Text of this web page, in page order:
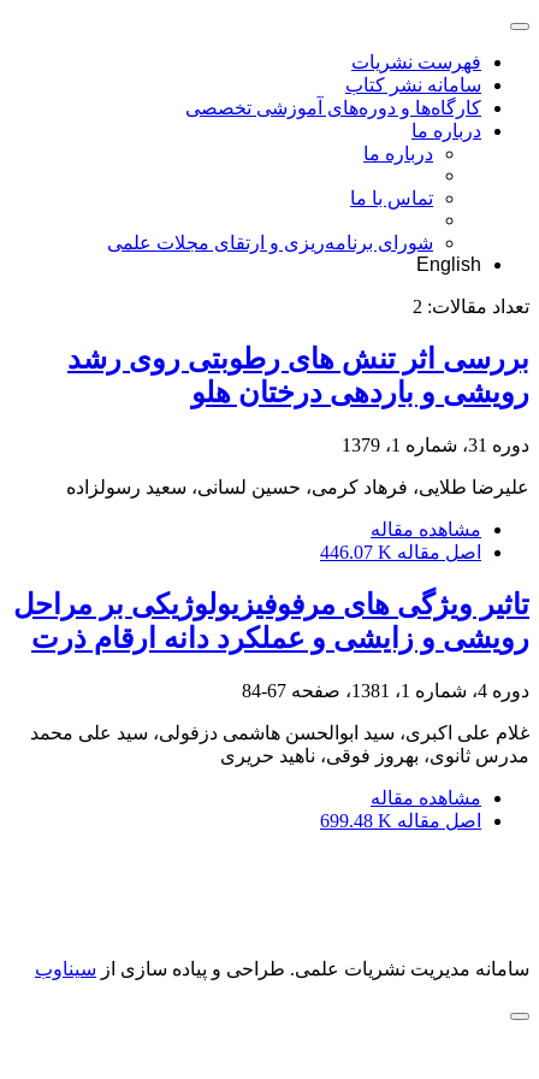
فهرست نشریات
سامانه نشر کتاب
کارگاه‌ها و دوره‌های آموزشی تخصصی
درباره ما
درباره ما
تماس با ما
شورای برنامه‌ریزی و ارتقای مجلات علمی
English
تعداد مقالات: 2
بررسی اثر تنش های رطوبتی روی رشد
رویشی و باردهی درختان هلو
دوره 31، شماره 1، 1379
علیرضا طلایی، فرهاد کرمی، حسین لسانی، سعید رسولزاده
مشاهده مقاله
اصل مقاله 446.07 K
تاثیر ویژگی های مرفوفیزیولوژیکی بر مراحل
رویشی و زایشی و عملکرد دانه ارقام ذرت
دوره 4، شماره 1، 1381، صفحه 67-84
غلام علی اکبری، سید ابوالحسن هاشمی دزفولی، سید علی محمد
مدرس ثانوی، بهروز فوقی، ناهید حریری
مشاهده مقاله
اصل مقاله 699.48 K
سامانه مدیریت نشریات علمی. طراحی و پیاده سازی از سیناوب